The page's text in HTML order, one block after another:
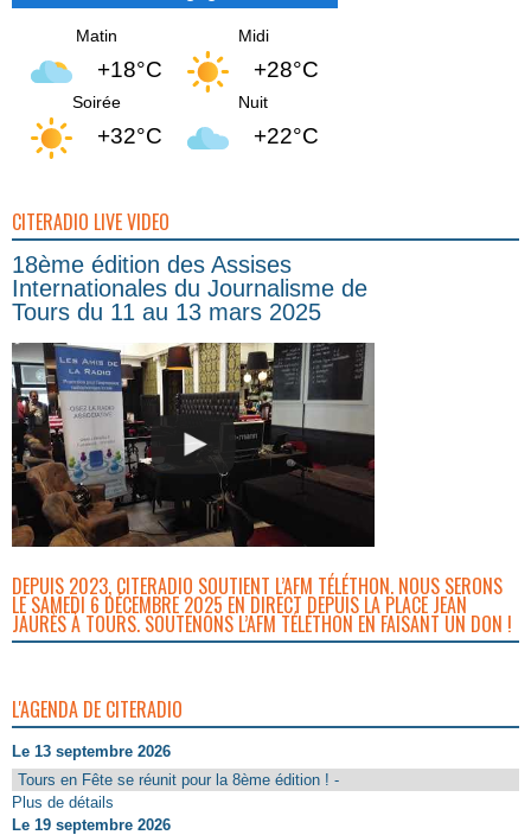
Matin
+18°C
Midi
+28°C
Soirée
+32°C
Nuit
+22°C
CITERADIO LIVE VIDEO
18ème édition des Assises
Internationales du Journalisme de
Tours du 11 au 13 mars 2025
DEPUIS 2023, CITERADIO SOUTIENT L’AFM TÉLÉTHON. NOUS SERONS
LE SAMEDI 6 DÉCEMBRE 2025 EN DIRECT DEPUIS LA PLACE JEAN
JAURÈS À TOURS. SOUTENONS L’AFM TÉLÉTHON EN FAISANT UN DON !
L'AGENDA DE CITERADIO
Le 13 septembre 2026
Tours en Fête se réunit pour la 8ème édition ! -
Plus de détails
Le 19 septembre 2026